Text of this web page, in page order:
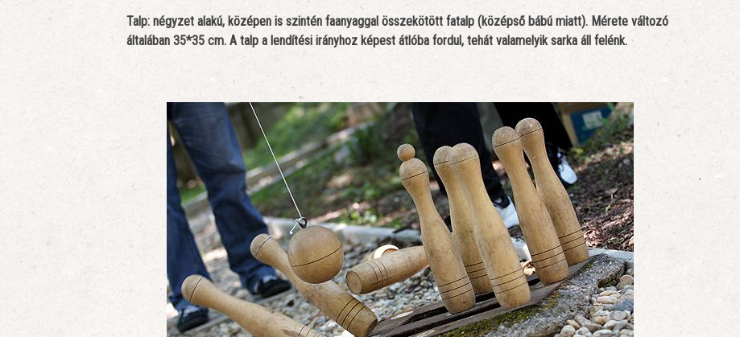
Talp: négyzet alakú, középen is szintén faanyaggal összekötött fatalp (középső bábú miatt). Mérete változó
általában 35*35 cm. A talp a lendítési irányhoz képest átlóba fordul, tehát valamelyik sarka áll felénk.